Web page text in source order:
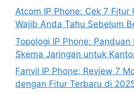
Atcom IP Phone: Cek 7 Fitur
Wajib Anda Tahu Sebelum
Topologi IP Phone: Panduan
Skema Jaringan untuk
Fanvil IP Phone: Review 7
dengan Fitur Terbaru di